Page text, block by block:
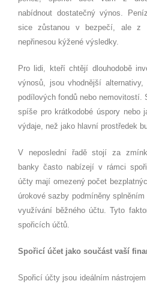
nabídnout dostatečný výnos.
sice zůstanou v bezpečí, ale z
nepřinesou kýžené výsledky.
Pro lidi, kteří chtějí dlouhodobě
výnosů, jsou vhodnější
podílových fondů nebo nemovitostí.
spíše pro krátkodobé úspory nebo
výdaje, než jako hlavní prostředek
V neposlední řadě stojí za
banky často nabízejí v rámci
účty mají omezený počet
úrokové sazby podmíněny
využívání běžného účtu. Tyto
spořicích účtů.
Spořicí účet jako součást vaší
Spořicí účty jsou ideálním